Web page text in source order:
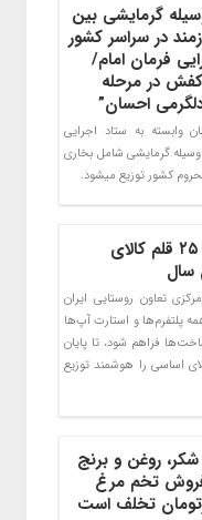
هزار وسیله گرمایشی بین
در سراسر کشور
فرمان امام/
در مرحله
احسان”
وابسته به ستاد اجرایی
، 10 هزار وسیله گرمایشی شامل بخاری
کشور توزیع میشود.
توزیع هوشمند ۲۵ قلم کالای
سال
تعاون روستایی ایران
پلتفرم‌ها و استارت آپ‌ها
فراهم شود، تا پایان
قلم کالای اساسی را هوشمند توزیع
روغن و برنج
فروش تخم مرغ